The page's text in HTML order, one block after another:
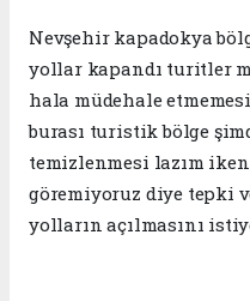
Nevşehir kapadokya
yollar kapandı turitler
hala müdehale
burası turistik bölge
temizlenmesi lazım
göremiyoruz diye tepki
yolların açılmasını